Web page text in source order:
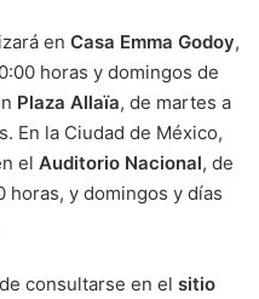
en Casa Emma Godoy,
horas y domingos de
Plaza Allaïa, de martes a
En la Ciudad de México,
el Auditorio Nacional, de
horas, y domingos y días
consultarse en el sitio